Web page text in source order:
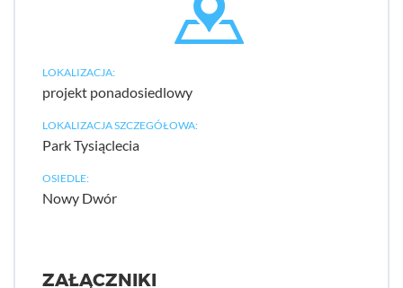
LOKALIZACJA:
projekt ponadosiedlowy
LOKALIZACJA SZCZEGÓŁOWA:
Park Tysiąclecia
OSIEDLE:
Nowy Dwór
ZAŁĄCZNIKI